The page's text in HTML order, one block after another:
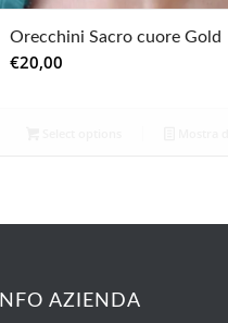
Orecchini Sacro cuore Gold
€20,00
INFO AZIENDA